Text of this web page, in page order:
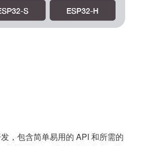
，包含简单易用的 API 和所需的